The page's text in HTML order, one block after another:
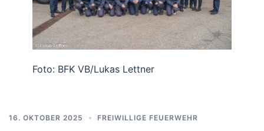
Foto: BFK VB/Lukas Lettner
16. OKTOBER 2025 FREIWILLIGE FEUERWEHR